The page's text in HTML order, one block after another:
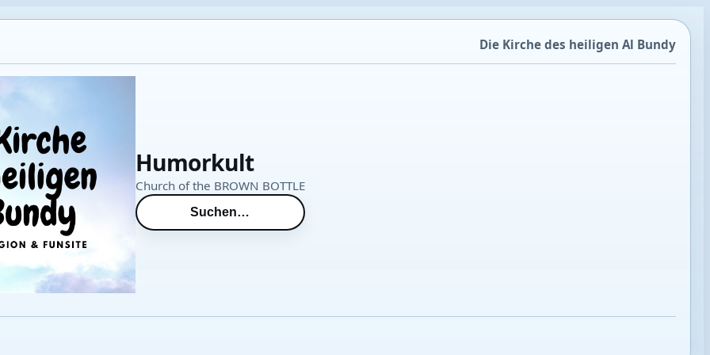
Die Kirche des heiligen Al Bundy
Humorkult
Church of the BROWN BOTTLE
Suchen…